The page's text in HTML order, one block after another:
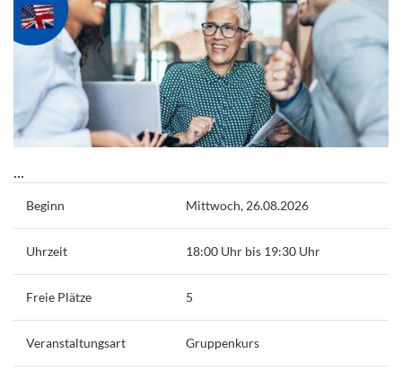
...
Beginn Mittwoch, 26.08.2026
Uhrzeit 18:00 Uhr bis 19:30 Uhr
Freie Plätze 5
Veranstaltungsart Gruppenkurs